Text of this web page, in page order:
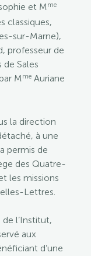
et Mme
classiques,
sur-Marne),
professeur de
de Sales
MmeAuriane
la direction
à une
permis de
des Quatre-
les missions
Lettres.
l’Institut,
aux
d’une